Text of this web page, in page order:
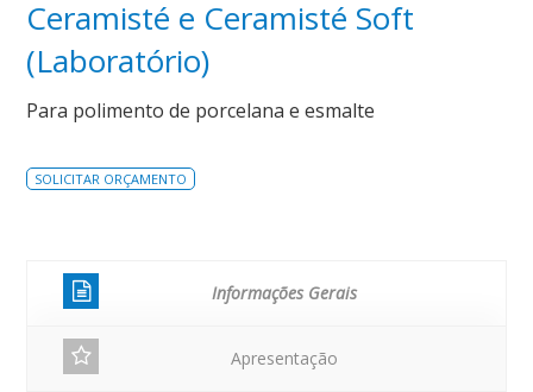
Ceramisté e Ceramisté Soft
(Laboratório)
Para polimento de porcelana e esmalte
SOLICITAR ORÇAMENTO
Informações Gerais
Apresentação